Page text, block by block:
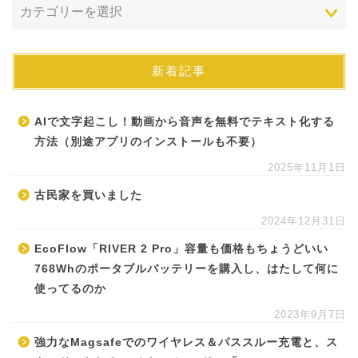
新着記事
AIで文字起こし！動画から音声を無料でテキスト化する
方法（別途アプリのインストールも不要）
2025年11月1日
古民家を買いました
2024年12月31日
EcoFlow「RIVER 2 Pro」容量も価格もちょうどいい
768Whのポータブルバッテリーを購入し、はたして何に
使ってるのか
2023年9月7日
強力なMagsafeでのワイヤレス＆パススルー充電と、ス